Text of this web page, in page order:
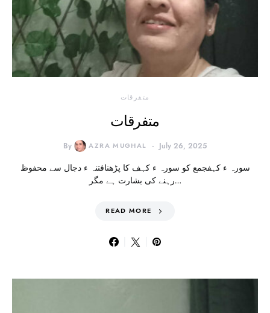
متفرقات
متفرقات
By AZRA MUGHAL July 26, 2025
سورہ ء کہفجمع کو سورہ ء کہف کا پڑھنافتنہ ء دجال سے محفوظ
رہنے کی بشارت ہے مگر…
READ MORE